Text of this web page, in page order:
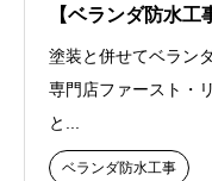
【ベランダ防水工
塗装と併せてベラン
専門店ファースト・
と...
ベランダ防水工事